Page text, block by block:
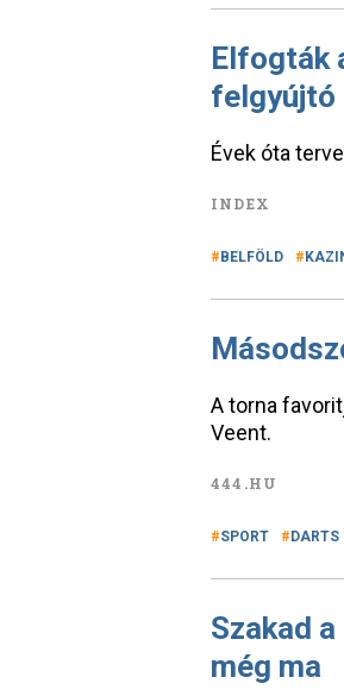
Elfogták
Évek óta
INDEX
BELFÖLD
A torna
Veent.
444.HU
SPORT DARTS
Szakad
még ma